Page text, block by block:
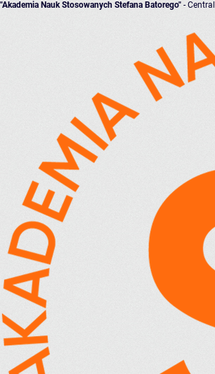
"Akademia Nauk Stosowanych Stefana Batorego" -